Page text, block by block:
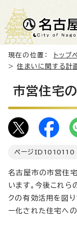
現在の位置： トップ
>住まいに関する計
市営住宅
ページID 1010110
名古屋市の市営住
います。今後これら
クの有効活用を図り
ー化された住宅へ